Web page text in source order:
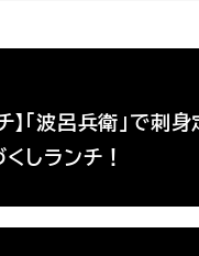
】「波呂兵衛」で刺身
しランチ！